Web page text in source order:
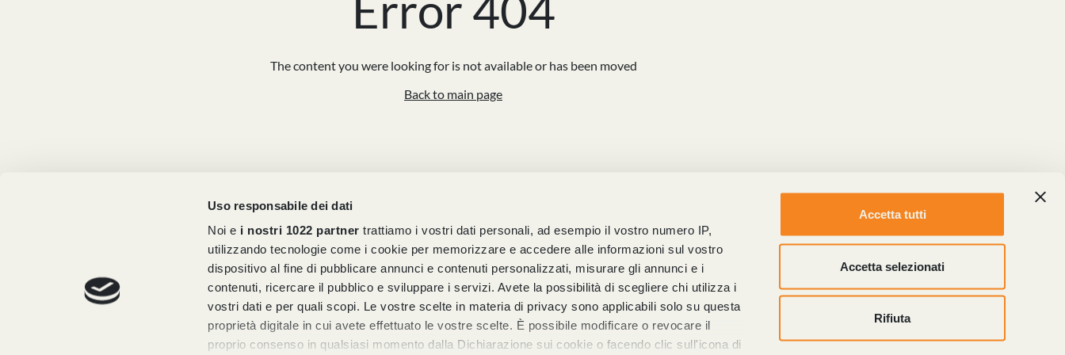
Uso responsabile dei dati
Noi e i nostri 1022 partner trattiamo i vostri dati personali, ad esempio il vostro numero IP,
utilizzando tecnologie come i cookie per memorizzare e accedere alle informazioni sul vostro
dispositivo al fine di pubblicare annunci e contenuti personalizzati, misurare gli annunci e i
contenuti, ricercare il pubblico e sviluppare i servizi. Avete la possibilità di scegliere chi utilizza i
vostri dati e per quali scopi. Le vostre scelte in materia di privacy sono applicabili solo su questa
proprietà digitale in cui avete effettuato le vostre scelte. È possibile modificare o revocare il
proprio consenso in qualsiasi momento dalla Dichiarazione sui cookie o facendo clic sull'icona di
Accetta tutti
Accetta selezionati
Rifiuta
The content you were looking for is not available or has been moved
Back to main page